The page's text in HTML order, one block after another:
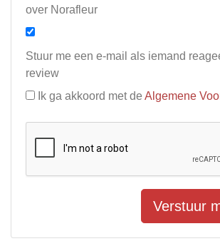
over Norafleur
Stuur me een e-mail als iemand
review
Ik ga akkoord met de Algemene
Verstuur